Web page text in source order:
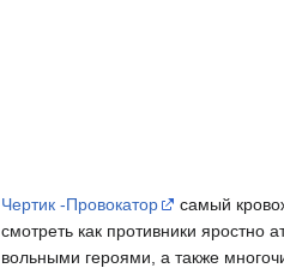
Чертик -Провокатор
самый
смотреть как противники яростно
вольными героями, а также